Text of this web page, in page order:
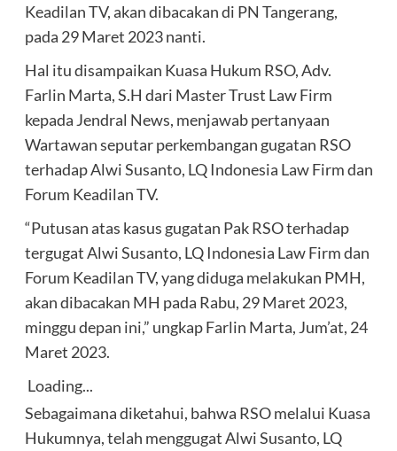
Keadilan TV, akan dibacakan di PN Tangerang,
pada 29 Maret 2023 nanti.
Hal itu disampaikan Kuasa Hukum RSO, Adv.
Farlin Marta, S.H dari Master Trust Law Firm
kepada Jendral News, menjawab pertanyaan
Wartawan seputar perkembangan gugatan RSO
terhadap Alwi Susanto, LQ Indonesia Law Firm dan
Forum Keadilan TV.
“Putusan atas kasus gugatan Pak RSO terhadap
tergugat Alwi Susanto, LQ Indonesia Law Firm dan
Forum Keadilan TV, yang diduga melakukan PMH,
akan dibacakan MH pada Rabu, 29 Maret 2023,
minggu depan ini,” ungkap Farlin Marta, Jum’at, 24
Maret 2023.
Loading...
Sebagaimana diketahui, bahwa RSO melalui Kuasa
Hukumnya, telah menggugat Alwi Susanto, LQ